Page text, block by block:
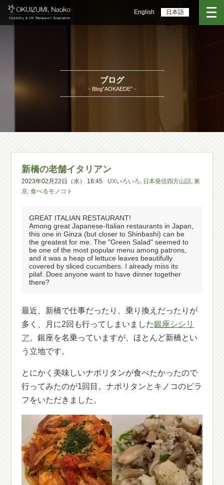
English 日本語
ブログ
- Blog”AOKAEDE” -
新橋の老舗イタリアン
2023年02月22日（水） 18:45 UXいろいろ, 日本発信四方山話,東
京,食べるモノコト
GREAT ITALIAN RESTAURANT!
Among great Japanese-Italian restaurants in Japan,
this one in Ginza (but closer to Shinbashi) can be
the greatest for me. The "Green Salad" seemed to
be one of the most popular menu among patrons,
and it was a heap of lettuce leaves beautifully
covered by sliced cucumbers. I already miss its
pilaf. Does anyone want to have dinner together
there?
最近、新橋で仕事だったり、乗り換えだったりが
多く、月に2回も行ってしまいました銀座シシリ
ア。銀座を名乗っていますが、ほとんど新橋とい
う立地です。
とにかく美味しいナポリタンが食べたかったので
行ってみたのが1回目。ナポリタンとキノコのピラ
フをいただきました。